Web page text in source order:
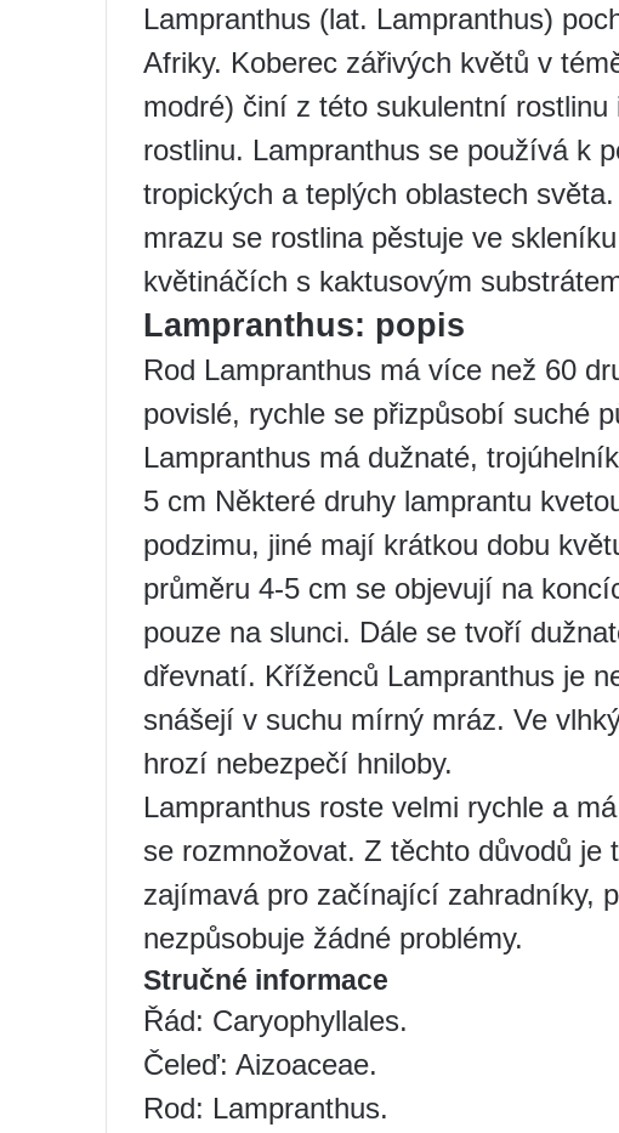
Lampranthus (lat. Lampranthus)
Afriky. Koberec zářivých květů v
modré) činí z této sukulentní rostlinu
rostlinu. Lampranthus se používá k
tropických a teplých oblastech
mrazu se rostlina pěstuje ve
květináčích s kaktusovým
Lampranthus: popis
Rod Lampranthus má více než 60
povislé, rychle se přizpůsobí suché
Lampranthus má dužnaté,
5 cm Některé druhy lamprantu
podzimu, jiné mají krátkou dobu
průměru 4-5 cm se objevují na
pouze na slunci. Dále se tvoří
dřevnatí. Kříženců Lampranthus je
snášejí v suchu mírný mráz. Ve
hrozí nebezpečí hniloby.
Lampranthus roste velmi rychle a
se rozmnožovat. Z těchto důvodů je
zajímavá pro začínající zahradníky,
nezpůsobuje žádné problémy.
Stručné informace
Řád: Caryophyllales.
Čeleď: Aizoaceae.
Rod: Lampranthus.